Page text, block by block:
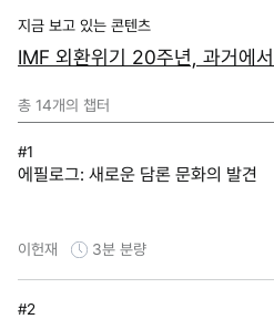
지금 보고 있는 콘텐츠
IMF 외환위기 20주년, 과거에
총 14개의 챕터
#1
에필로그: 새로운 담론 문화의 발견
이헌재 3분 분량
#2